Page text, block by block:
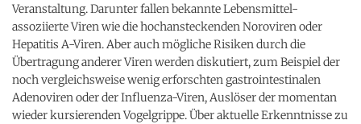
Veranstaltung. Darunter fallen bekannte Lebensmittel-
assoziierte Viren wie die hochansteckenden Noroviren oder
Hepatitis A-Viren. Aber auch mögliche Risiken durch die
Übertragung anderer Viren werden diskutiert, zum Beispiel der
noch vergleichsweise wenig erforschten gastrointestinalen
Adenoviren oder der Influenza-Viren, Auslöser der momentan
wieder kursierenden Vogelgrippe. Über aktuelle Erkenntnisse zu